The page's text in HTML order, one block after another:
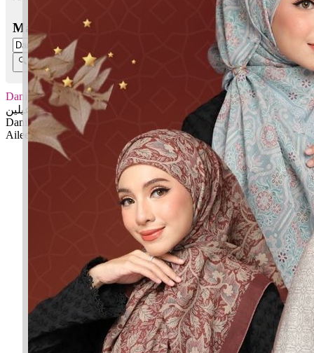
Masukkan Nama:
Danin Aileen
دانين عيلين
Danin: Puteri
Aileen: Cahaya terang
✚ Baju Baby Custom Nama 'Danin Aileen'